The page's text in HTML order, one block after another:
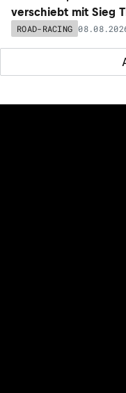
verschiebt mit Sieg
ROAD-RACING